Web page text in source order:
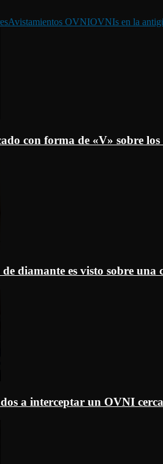
Avistamientos OVNIOVNIs en la
con forma de «V» sobre los
diamante es visto sobre
a interceptar un OVNI